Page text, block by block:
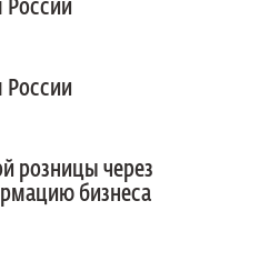
розницы через
бизнеса